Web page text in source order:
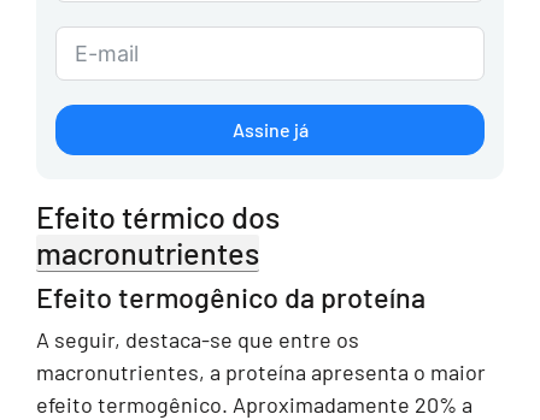
Assine já
Efeito térmico dos
macronutrientes
Efeito termogênico da proteína
A seguir, destaca-se que entre os
macronutrientes, a proteína apresenta o maior
efeito termogênico. Aproximadamente 20% a